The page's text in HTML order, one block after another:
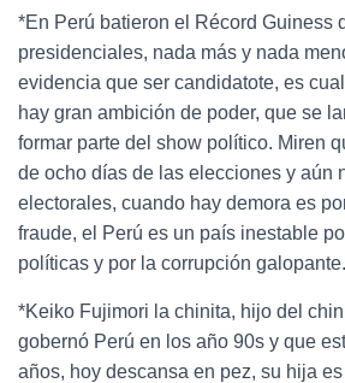
*En Perú batieron el Récord Guiness
presidenciales, nada más y nada
evidencia que ser candidatote, es
hay gran ambición de poder, que se
formar parte del show político. Miren
de ocho días de las elecciones y aún
electorales, cuando hay demora es
fraude, el Perú es un país inestable
políticas y por la corrupción galopante.
*Keiko Fujimori la chinita, hijo del
gobernó Perú en los año 90s y que
años, hoy descansa en pez, su hija